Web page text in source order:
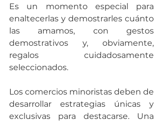
Es un momento especial para
enaltecerlas y demostrarles cuánto
las amamos, con gestos
demostrativos y, obviamente,
regalos cuidadosamente
seleccionados.
Los comercios minoristas deben de
desarrollar estrategias únicas y
exclusivas para destacarse. Una